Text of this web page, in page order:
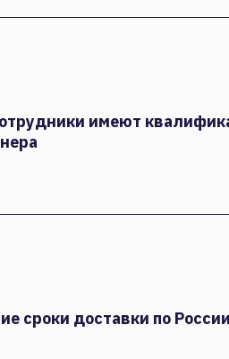
имеют
сроки доставки по